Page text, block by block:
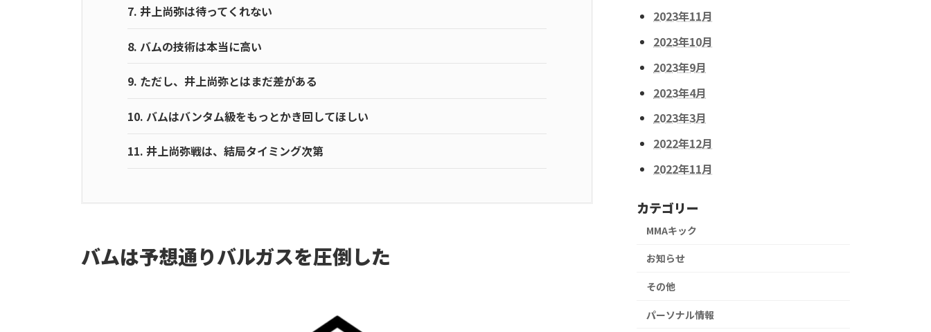
7. 井上尚弥は待ってくれない
8. バムの技術は本当に高い
9. ただし、井上尚弥とはまだ差がある
10. バムはバンタム級をもっとかき回してほしい
11. 井上尚弥戦は、結局タイミング次第
バムは予想通りバルガスを圧倒した
2023年11月
2023年10月
2023年9月
2023年4月
2023年3月
2022年12月
2022年11月
カテゴリー
MMAキック
お知らせ
その他
パーソナル情報